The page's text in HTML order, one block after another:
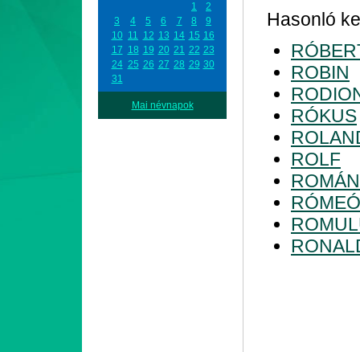
1
2
3
4 5 6 7 8
9
10 11 12 13 14 15 16
17 18 19 20 21 22 23
24 25 26 27 28 29 30
31
Mai névnapok
Hasonló
ROBIN
RÓKUS
ROLF
ROMÁN
RÓMEÓ